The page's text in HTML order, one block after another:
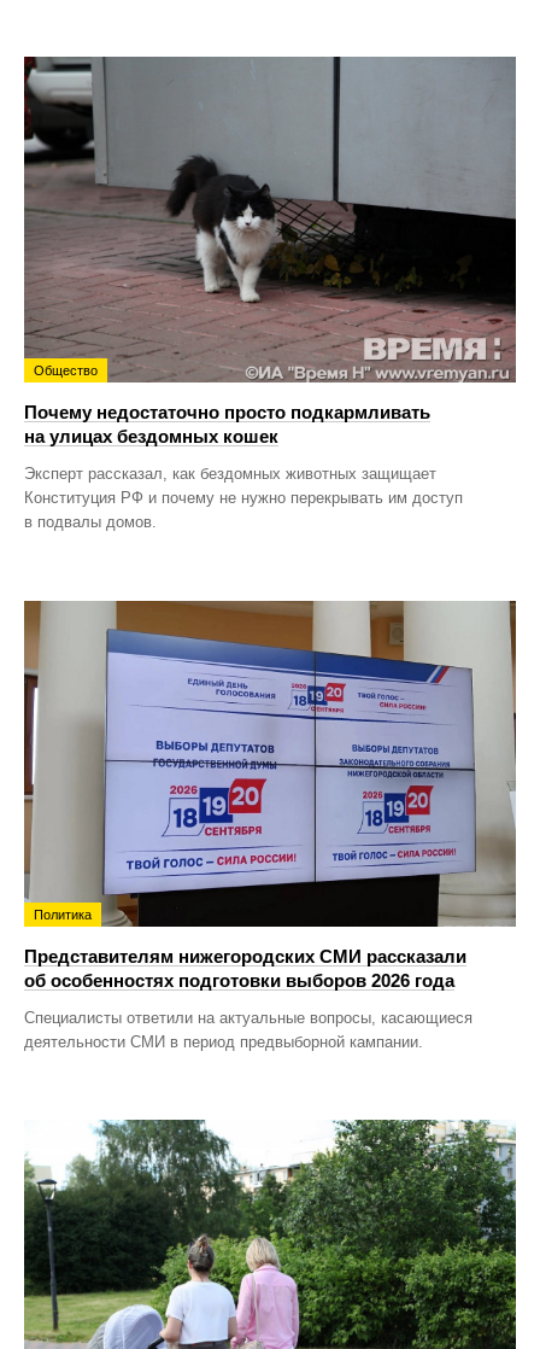
Общество
Почему недостаточно просто подкармливать
на улицах бездомных кошек
Эксперт рассказал, как бездомных животных защищает
Конституция РФ и почему не нужно перекрывать им доступ
в подвалы домов.
Политика
Представителям нижегородских СМИ рассказали
об особенностях подготовки выборов 2026 года
Специалисты ответили на актуальные вопросы, касающиеся
деятельности СМИ в период предвыборной кампании.